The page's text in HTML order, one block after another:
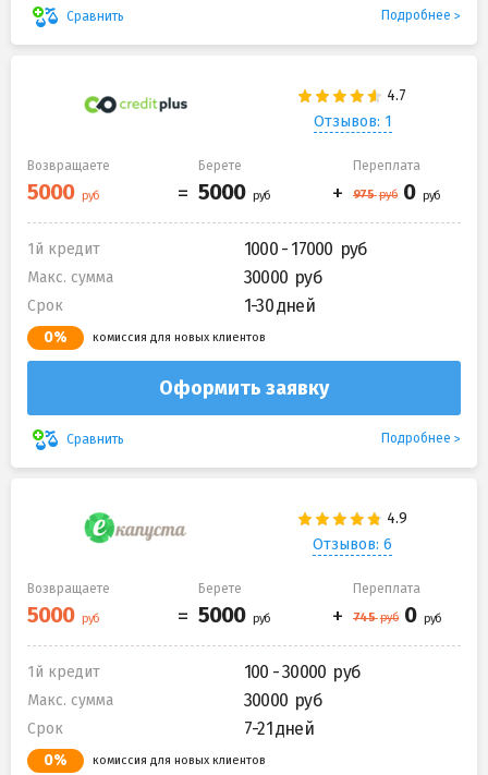
Сравнить Подробнее
Отзывов: 1
Возвращаете Берете Переплата
1й кредит 1000 - 17000
Макс. сумма 30000
Срок 1-30 дней
0% комиссия для новых клиентов
Оформить заявку
Сравнить Подробнее
Отзывов: 6
Возвращаете Берете Переплата
1й кредит 100 - 30000
Макс. сумма 30000
Срок 7-21 дней
0% комиссия для новых клиентов